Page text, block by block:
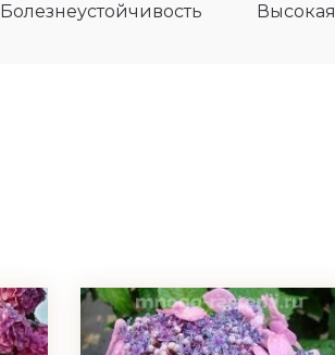
Болезнеустойчивость Высокая